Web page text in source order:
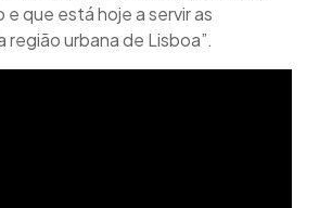
que está hoje a servir as
urbana de Lisboa”.